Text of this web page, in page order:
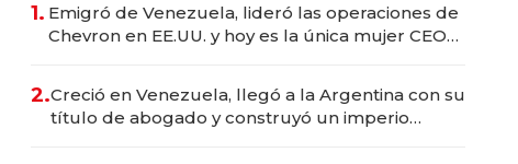
1. Emigró de Venezuela, lideró las operaciones de
Chevron en EE.UU. y hoy es la única mujer CEO
2.Creció en Venezuela, llegó a la Argentina con su
título de abogado y construyó un imperio